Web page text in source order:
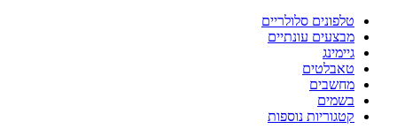
טלפונים סלולריים
מבצעים עונתיים
גיימינג
טאבלטים
מחשבים
בשמים
קטגוריות נוספות